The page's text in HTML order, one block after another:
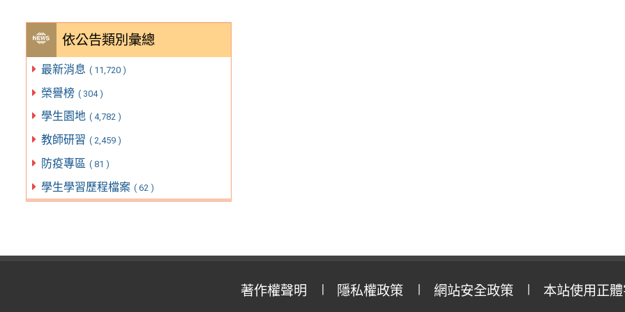
依公告類別彙總
最新消息 ( 11,720 )
榮譽榜 ( 304 )
學生園地 ( 4,782 )
教師研習 ( 2,459 )
防疫專區 ( 81 )
學生學習歷程檔案 ( 62 )
著作權聲明 隱私權政策 網站安全政策 本站使用正